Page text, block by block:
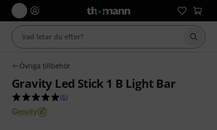
Börja
Övriga tillbehör
Gravity Led Stick 1 B Light Bar
5.0 av 5 stjärnor från 6 kundbetyg
(6)